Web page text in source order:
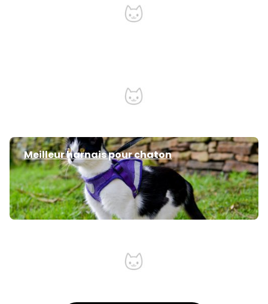
Meilleur harnais pour chaton